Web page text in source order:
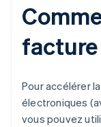
Pour accélérer
électroniques
vous pouvez